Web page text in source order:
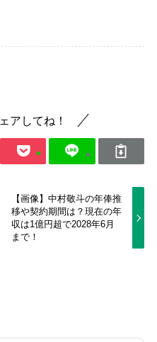
アしてね！
【画像】中村敬斗の年俸推
移や契約期間は？現在の年
収は1億円超で2028年6月
まで！